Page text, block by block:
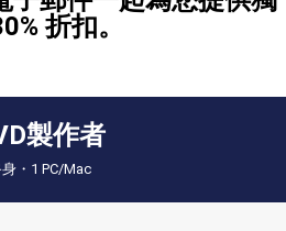
折扣。
製作者
・1 PC/Mac